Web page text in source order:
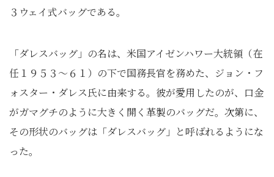
３ウェイ式バッグである。
「ダレスバッグ」の名は、米国アイゼンハワー大統領（在
任１９５３～６１）の下で国務長官を務めた、ジョン・フ
ォスター・ダレス氏に由来する。彼が愛用したのが、口金
がガマグチのように大きく開く革製のバッグだ。次第に、
その形状のバッグは「ダレスバッグ」と呼ばれるようにな
った。